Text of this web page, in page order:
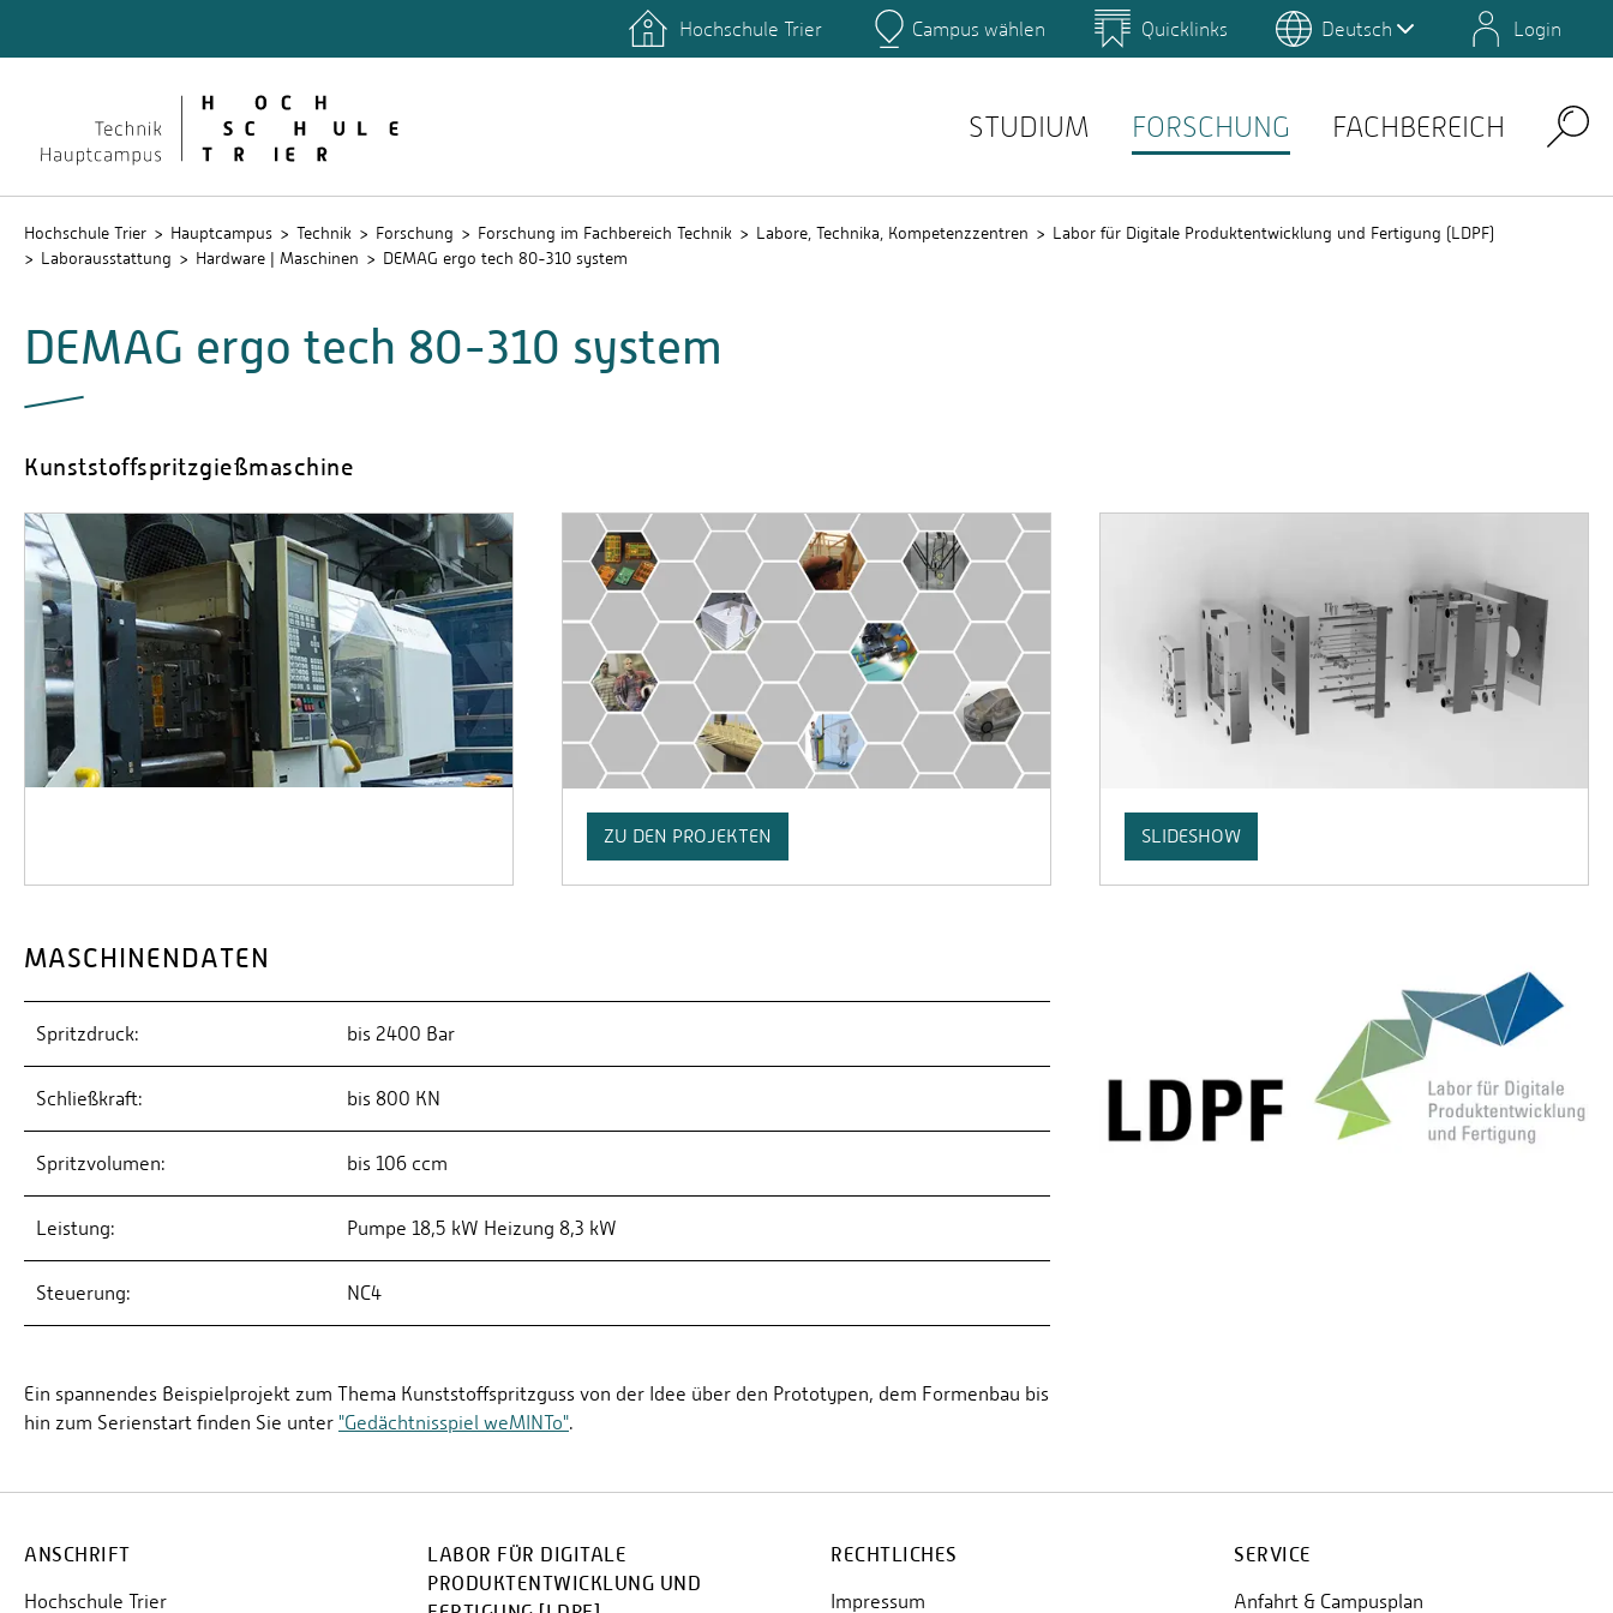
Hauptcampus Campus Gestaltung Umwelt-Campus Birkenfeld
Rechenzentrum
Lernplattformen
Hochschule Trier Campus wählen Quicklinks Deutsch Login
STUDIUM FORSCHUNG FACHBEREICH Search
Hochschule Trier Hauptcampus Technik Forschung Forschung im Fachbereich Technik Labore, Technika, Kompetenzzentren
Labor für Digitale Produktentwicklung und Fertigung (LDPF)
Laborausstattung
Hardware | Maschinen DEMAG ergo tech 80-310 system
DEMAG ergo tech 80-310 system
Kunststoffspritzgießmaschine
ZU DEN PROJEKTEN SLIDESHOW
MASCHINENDATEN
Spritzdruck: bis 2400 Bar
Schließkraft: bis 800 KN
Spritzvolumen: bis 106 ccm
Leistung: Pumpe 18,5 kW Heizung 8,3 kW
Steuerung: NC4
Ein spannendes Beispielprojekt zum Thema Kunststoffspritzguss von der Idee über den Prototypen, dem Formenbau bis
hin zum Serienstart finden Sie unter "Gedächtnisspiel weMINTo".
ANSCHRIFT
Hochschule Trier
LABOR FÜR DIGITALE
PRODUKTENTWICKLUNG UND
RECHTLICHES
Impressum
SERVICE
Anfahrt & Campusplan